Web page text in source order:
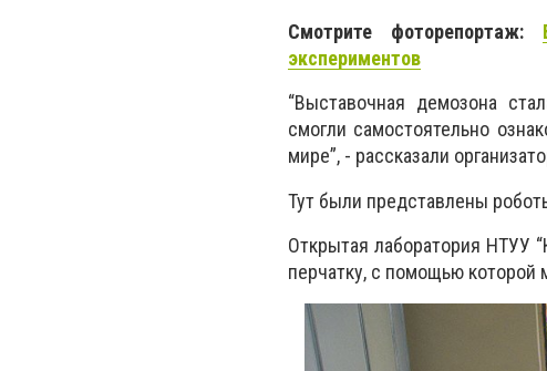
Смотрите фоторепортаж:
экспериментов
“Выставочная демозона
смогли самостоятельно
мире”, - рассказали
Тут были представлены
Открытая лаборатория НТУУ
перчатку, с помощью